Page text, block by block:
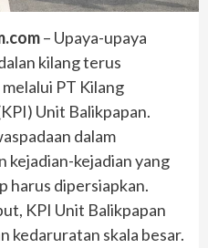
– Upaya-upaya
kilang terus
PT Kilang
Unit Balikpapan.
dalam
kejadian-kejadian yang
harus dipersiapkan.
KPI Unit Balikpapan
kedaruratan skala besar.